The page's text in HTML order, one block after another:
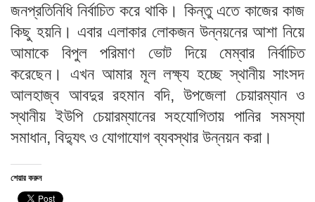
জনপ্রতিনিধি নির্বাচিত করে থাকি। কিন্তু এতে কাজের কাজ
কিছু হয়নি। এবার এলাকার লোকজন উন্নয়নের আশা নিয়ে
আমাকে বিপুল পরিমাণ ভোট দিয়ে মেম্বার নির্বাচিত
করেছেন। এখন আমার মূল লক্ষ্য হচ্ছে স্থানীয় সাংসদ
আলহাজ্ব আবদুর রহমান বদি, উপজেলা চেয়ারম্যান ও
স্থানীয় ইউপি চেয়ারম্যানের সহযোগিতায় পানির সমস্যা
সমাধান, বিদ্যুৎ ও যোগাযোগ ব্যবস্থার উন্নয়ন করা।
শেয়ার করুন